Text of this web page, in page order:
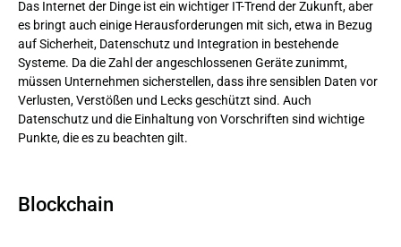
Das Internet der Dinge ist ein wichtiger IT-Trend der Zukunft, aber
es bringt auch einige Herausforderungen mit sich, etwa in Bezug
auf Sicherheit, Datenschutz und Integration in bestehende
Systeme. Da die Zahl der angeschlossenen Geräte zunimmt,
müssen Unternehmen sicherstellen, dass ihre sensiblen Daten vor
Verlusten, Verstößen und Lecks geschützt sind. Auch
Datenschutz und die Einhaltung von Vorschriften sind wichtige
Punkte, die es zu beachten gilt.
Blockchain